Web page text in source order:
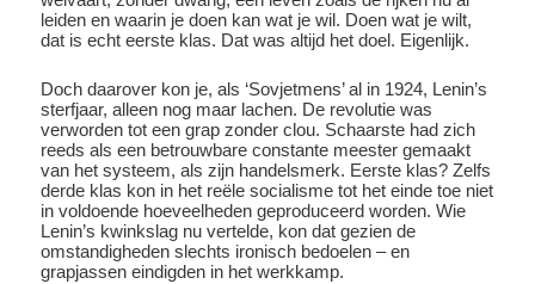
leiden en waarin je doen kan wat je wil. Doen wat je wilt,
dat is echt eerste klas. Dat was altijd het doel. Eigenlijk.
Doch daarover kon je, als ‘Sovjetmens’ al in 1924, Lenin’s
sterfjaar, alleen nog maar lachen. De revolutie was
verworden tot een grap zonder clou. Schaarste had zich
reeds als een betrouwbare constante meester gemaakt
van het systeem, als zijn handelsmerk. Eerste klas? Zelfs
derde klas kon in het reële socialisme tot het einde toe niet
in voldoende hoeveelheden geproduceerd worden. Wie
Lenin’s kwinkslag nu vertelde, kon dat gezien de
omstandigheden slechts ironisch bedoelen – en
grapjassen eindigden in het werkkamp.